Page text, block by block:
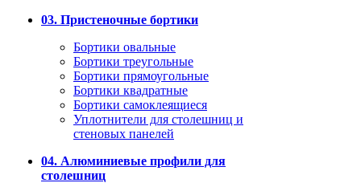
03. Пристеночные бортики
Бортики овальные
Бортики треугольные
Бортики прямоугольные
Бортики квадратные
Бортики самоклеящиеся
Уплотнители для столешниц и
стеновых панелей
04. Алюминиевые профили для
столешниц